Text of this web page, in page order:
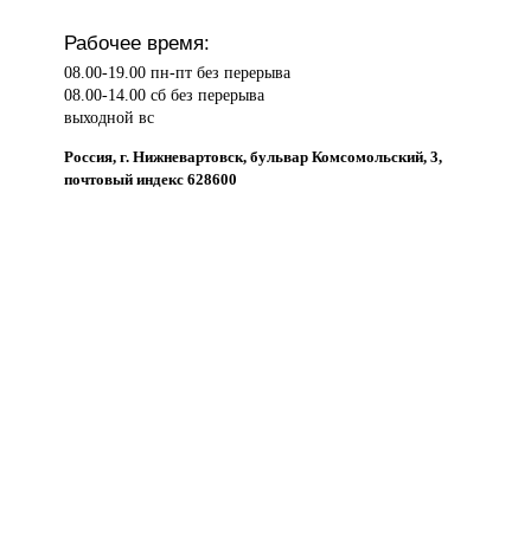
Рабочее время:
08.00-19.00 пн-пт без перерыва
08.00-14.00 сб без перерыва
выходной вс
Россия, г. Нижневартовск, бульвар Комсомольский, 3,
почтовый индекс 628600